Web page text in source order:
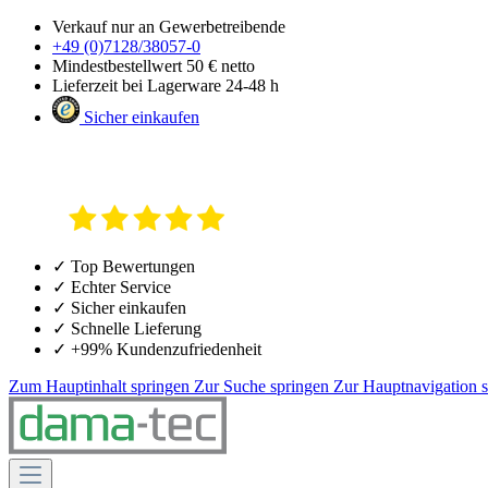
Verkauf nur an Gewerbetreibende
+49 (0)7128/38057-0
Mindestbestellwert 50 € netto
Lieferzeit bei Lagerware 24-48 h
Sicher einkaufen
✓ Top Bewertungen
✓ Echter Service
✓ Sicher einkaufen
✓ Schnelle Lieferung
✓ +99% Kundenzufriedenheit
Zum Hauptinhalt springen Zur Suche springen Zur Hauptnavigation